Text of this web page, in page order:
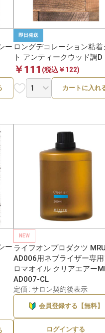
21件
＆crew. 12件
イー・エフ・インターナショ
ナル
6件
KINUJO 1件
ー
即日発送
ロングデコレーション粘着
ト アンティークウッド調D
￥111 (税込￥122)
カートに入れ
ー
NEW
ライフオンプロダクツ
AD006用ネブライザー専用
ロマオイル クリアエアー
AD007-CL
定価 : サロン契約後表示
会員登録する【無料】
ログインする